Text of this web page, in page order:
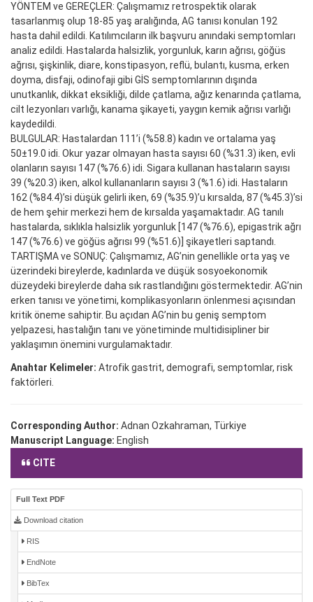
YÖNTEM ve GEREÇLER: Çalışmamız retrospektik olarak
tasarlanmış olup 18-85 yaş aralığında, AG tanısı konulan 192
hasta dahil edildi. Katılımcıların ilk başvuru anındaki semptomları
analiz edildi. Hastalarda halsizlik, yorgunluk, karın ağrısı, göğüs
ağrısı, şişkinlik, diare, konstipasyon, reflü, bulantı, kusma, erken
doyma, disfaji, odinofaji gibi GİS semptomlarının dışında
unutkanlık, dikkat eksikliği, dilde çatlama, ağız kenarında çatlama,
cilt lezyonları varlığı, kanama şikayeti, yaygın kemik ağrısı varlığı
kaydedildi.
BULGULAR: Hastalardan 111’i (%58.8) kadın ve ortalama yaş
50±19.0 idi. Okur yazar olmayan hasta sayısı 60 (%31.3) iken, evli
olanların sayısı 147 (%76.6) idi. Sigara kullanan hastaların sayısı
39 (%20.3) iken, alkol kullananların sayısı 3 (%1.6) idi. Hastaların
162 (%84.4)’si düşük gelirli iken, 69 (%35.9)’u kırsalda, 87 (%45.3)’si
de hem şehir merkezi hem de kırsalda yaşamaktadır. AG tanılı
hastalarda, sıklıkla halsizlik yorgunluk [147 (%76.6), epigastrik ağrı
147 (%76.6) ve göğüs ağrısı 99 (%51.6)] şikayetleri saptandı.
TARTIŞMA ve SONUÇ: Çalışmamız, AG’nin genellikle orta yaş ve
üzerindeki bireylerde, kadınlarda ve düşük sosyoekonomik
düzeydeki bireylerde daha sık rastlandığını göstermektedir. AG’nin
erken tanısı ve yönetimi, komplikasyonların önlenmesi açısından
kritik öneme sahiptir. Bu açıdan AG’nin bu geniş semptom
yelpazesi, hastalığın tanı ve yönetiminde multidisipliner bir
yaklaşımın önemini vurgulamaktadır.
Anahtar Kelimeler: Atrofik gastrit, demografi, semptomlar, risk
faktörleri.
Corresponding Author: Adnan Ozkahraman, Türkiye
Manuscript Language: English
CITE
Full Text PDF
Download citation
RIS
EndNote
BibTex